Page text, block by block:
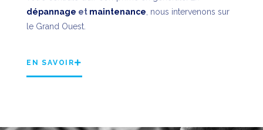
dépannage et maintenance , nous intervenons sur
le Grand Ouest.
EN SAVOIR